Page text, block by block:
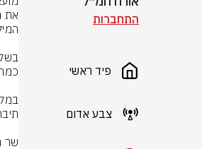
התחברות
פיד ראשי
צבע אדום